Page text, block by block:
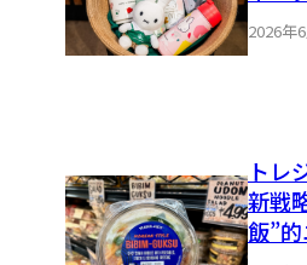
2026年
トレ
新戦
飯”